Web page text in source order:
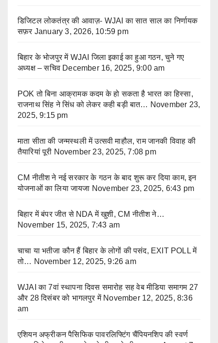
डिजिटल लोकतंत्र की आवाज़- WJAI का सात साल का निर्णायक
सफ़र January 3, 2026, 10:59 pm
बिहार के भोजपुर में WJAI जिला इकाई का हुआ गठन, चुने गए
अध्यक्ष – सचिव December 16, 2025, 9:00 am
POK तो बिना आक्रामक कदम के हो सकता है भारत का हिस्सा,
राजनाथ सिंह ने सिंध को लेकर कही बड़ी बात… November 23,
2025, 9:15 pm
माता सीता की जन्मस्थली में उत्सवी माहौल, राम जानकी विवाह की
तैयारियां पूरी November 23, 2025, 7:08 pm
CM नीतीश ने नई सरकार के गठन के बाद शुरू कर दिया काम, इन
योजनाओं का लिया जायजा November 23, 2025, 6:43 pm
बिहार में बंपर जीत से NDA में खुशी, CM नीतीश ने…
November 15, 2025, 7:43 am
चाचा या भतीजा कौन हैं बिहार के लोगों की पसंद, EXIT POLL में
तो… November 12, 2025, 9:26 am
WJAI का 7वां स्थापना दिवस समारोह सह वेब मीडिया समागम 27
और 28 दिसंबर को भागलपुर में November 12, 2025, 8:36
am
एशियन अफ्रीकन पैसिफिक पावरलिफ्टिंग चैंपियनशिप की स्वर्ण